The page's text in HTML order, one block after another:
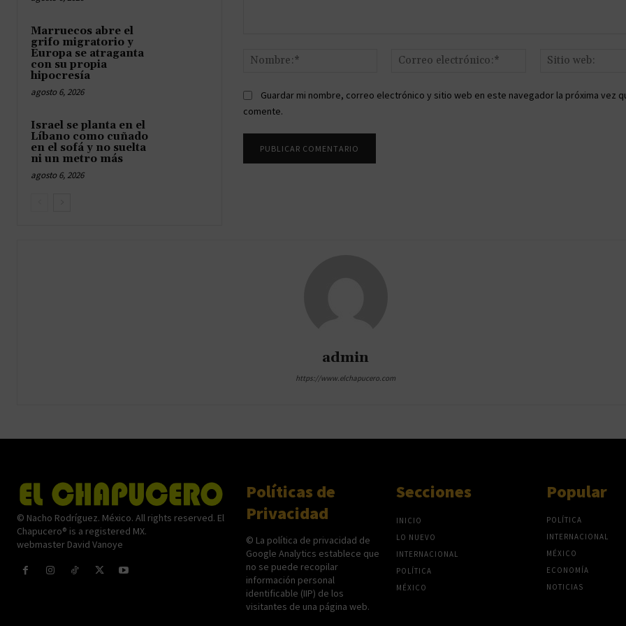
Marruecos abre el
grifo migratorio y
Europa se atraganta
con su propia
hipocresía
agosto 6, 2026
Israel se planta en el
Líbano como cuñado
en el sofá y no suelta
ni un metro más
agosto 6, 2026
Nombre:*
Correo
Guardar mi nombre, correo electrónico y sitio web en este navegador la próxima vez
comente.
admin
https://www.elchapucero.com
© Nacho Rodríguez. México. All rights reserved. El
Chapucero® is a registered MX.
webmaster David Vanoye
Políticas de
Privacidad
© La política de privacidad de
Google Analytics establece que
no se puede recopilar
información personal
identificable (IIP) de los
visitantes de una página web.
Secciones
INICIO
LO NUEVO
INTERNACIONAL
POLÍTICA
MÉXICO
Popular
POLÍTICA
INTERNACIONAL
MÉXICO
ECONOMÍA
NOTICIAS